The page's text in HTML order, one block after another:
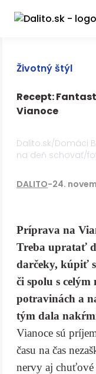
Životný štýl
Recept:
Vianoce
Dalito.sk/Domáci
na deň schovať/
DALITO-24.
Príprava na
Treba upratať
darčeky, kúpiť
či spolu s
potravinách a
tým dala
Vianoce sú
času na čas
nervy aj chuťové